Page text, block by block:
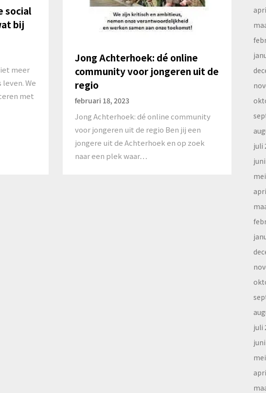
social
bij
meer
We
met
Jong Achterhoek: dé online
community voor jongeren uit de
regio
februari 18, 2023
Jong Achterhoek: dé online community
voor jongeren uit de regio Ben jij een
jongere uit de Achterhoek en op zoek
naar een plek waar…
juli
juli